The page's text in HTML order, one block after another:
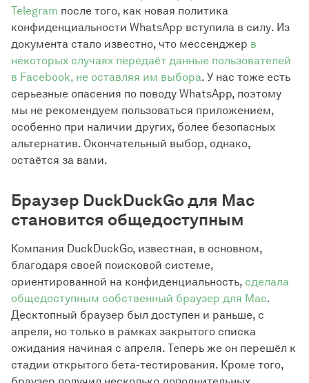
Telegram после того, как новая политика
конфиденциальности WhatsApp вступила в силу. Из
документа стало известно, что мессенджер в
некоторых случаях передаёт данные пользователей
в Facebook, не оставляя им выбора. У нас тоже есть
серьезные опасения по поводу WhatsApp, поэтому
мы не рекомендуем пользоваться приложением,
особенно при наличии других, более безопасных
альтернатив. Окончательный выбор, однако,
остаётся за вами.
Браузер DuckDuckGo для Mac
становится общедоступным
Компания DuckDuckGo, известная, в основном,
благодаря своей поисковой системе,
ориентированной на конфиденциальность, сделала
общедоступным собственный браузер для Mac.
Десктопный браузер был доступен и раньше, с
апреля, но только в рамках закрытого списка
ожидания начиная с апреля. Теперь же он перешёл к
стадии открытого бета-тестирования. Кроме того,